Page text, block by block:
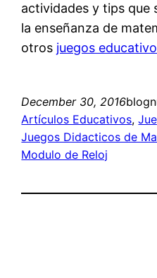
actividades y tips que
la enseñanza de
otros juegos
December 30, 2016
Artículos Educativos,
Juegos Didacticos de
Modulo de Reloj